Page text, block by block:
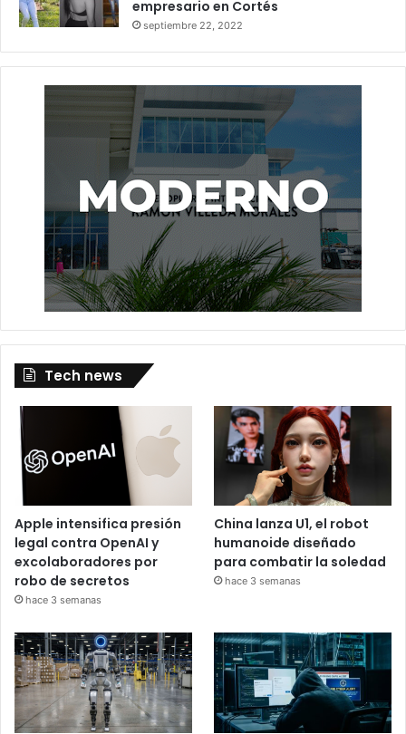
empresario en Cortés
septiembre 22, 2022
Tech news
Apple intensifica presión
legal contra OpenAI y
excolaboradores por
robo de secretos
hace 3 semanas
China lanza U1, el robot
humanoide diseñado
para combatir la soledad
hace 3 semanas